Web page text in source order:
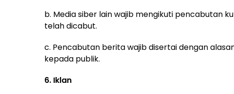
b. Media siber lain wajib mengikuti pencabutan
telah dicabut.
c. Pencabutan berita wajib disertai dengan
kepada publik.
6. Iklan